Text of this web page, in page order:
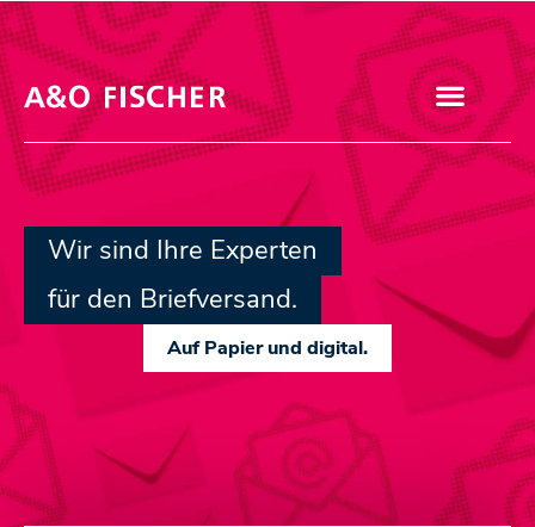
Wir sind Ihre Experten
für den Briefversand.
Auf Papier und digital.